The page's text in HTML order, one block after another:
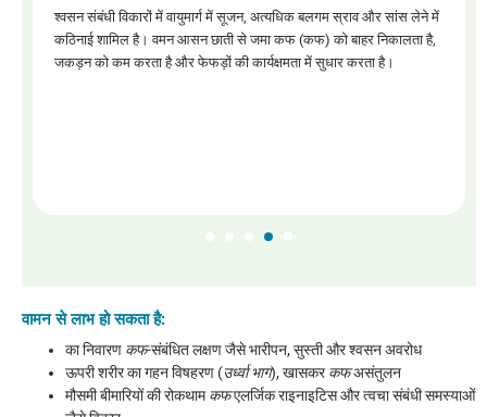
पैरानासल साइनस की दीर्घकालिक सूजन नाक की रुकावट, सिरदर्द और बार-बार
होने वाले संक्रमण का कारण बनती है। वमन स्थिर कफ और विषाक्त पदार्थों को
हटाता है, साइनस की निकासी को बहाल करता है और पुनरावृत्ति को कम करता है।
वामन से लाभ हो सकता है:
का निवारण कफ-संबंधित लक्षण जैसे भारीपन, सुस्ती और श्वसन अवरोध
ऊपरी शरीर का गहन विषहरण (उर्ध्वा भाग), खासकरकफअसंतुलन
मौसमी बीमारियों की रोकथामकफएलर्जिक राइनाइटिस और त्वचा संबंधी समस्याओं